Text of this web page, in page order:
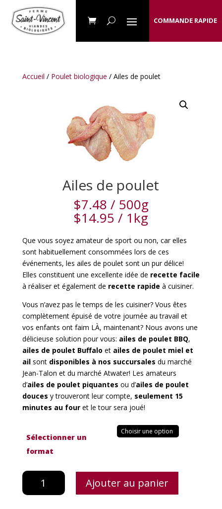
COMMANDE RAPIDE
Accueil / Poulet biologique / Ailes de poulet
Ailes de poulet
$7.48 / 500g
$14.95 / 1kg
Que vous soyez amateur de sport ou non, car elles
sont habituellement consommées lors de ces
événements, les ailes de poulet sont un pur délice!
Elles constituent une excellente idée de recette facile
à réaliser et également de recette rapide à cuisiner.
Vous n’avez pas le temps de les cuisiner? Vous êtes
complètement épuisé de votre journée au travail et
vos enfants ont faim LÀ, maintenant? Nous avons une
délicieuse solution pour vous: ailes de poulet BBQ,
ailes de poulet Buffalo et ailes de poulet miel et
ailsont disponibles à nos succursales du marché
Jean-Talon et du marché Atwater! Les amateurs
d’ailes de poulet piquantes ou d’ailes de poulet
douces y trouveront leur compte, seulement 15
minutes au fouret le tour sera joué!
Sélectionner un
format
quantité
Ajouter au panier